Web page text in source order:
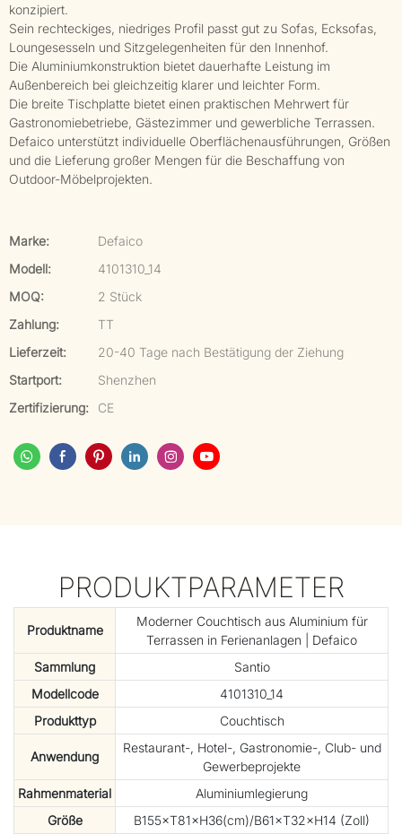
konzipiert.
Sein rechteckiges, niedriges Profil passt gut zu Sofas, Ecksofas,
Loungesesseln und Sitzgelegenheiten für den Innenhof.
Die Aluminiumkonstruktion bietet dauerhafte Leistung im
Außenbereich bei gleichzeitig klarer und leichter Form.
Die breite Tischplatte bietet einen praktischen Mehrwert für
Gastronomiebetriebe, Gästezimmer und gewerbliche Terrassen.
Defaico unterstützt individuelle Oberflächenausführungen, Größen
und die Lieferung großer Mengen für die Beschaffung von
Outdoor-Möbelprojekten.
Marke:
Defaico
Modell:
4101310_14
MOQ:
2 Stück
Zahlung:
TT
Lieferzeit:
20-40 Tage nach Bestätigung der Ziehung
Startport:
Shenzhen
Zertifizierung:
CE
PRODUKTPARAMETER
Produktname
Moderner Couchtisch aus Aluminium für
Terrassen in Ferienanlagen | Defaico
Sammlung
Santio
Modellcode
4101310_14
Produkttyp
Couchtisch
Anwendung
Restaurant-, Hotel-, Gastronomie-, Club- und
Gewerbeprojekte
Rahmenmaterial
Aluminiumlegierung
Größe
B155×T81×H36(cm)/B61×T32×H14 (Zoll)